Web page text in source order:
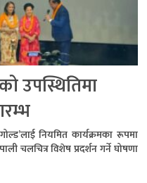
उपस्थितिमा
नियमित कार्यक्रमका रूपमा
चलचित्र विशेष प्रदर्शन गर्ने घोषणा